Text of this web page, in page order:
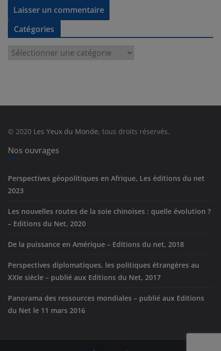
Catégories
e
s
© 2020 Les Yeux du Monde, tous droits réservés.
Nos ouvrages
Perspectives géopolitiques en Afrique, Les éditions du net
2023
Les nouvelles routes de la soie chinoises : quelle évolution ?
– Editions du Net, 2020
De la puissance en Amérique – Editions du net, 2018
Perspectives diplomatiques, les politiques étrangères au
XXIe siècle – publié aux Editions du Net, 2017
Panorama des ressources mondiales – publié aux Editions
du Net le 11 mars 2016